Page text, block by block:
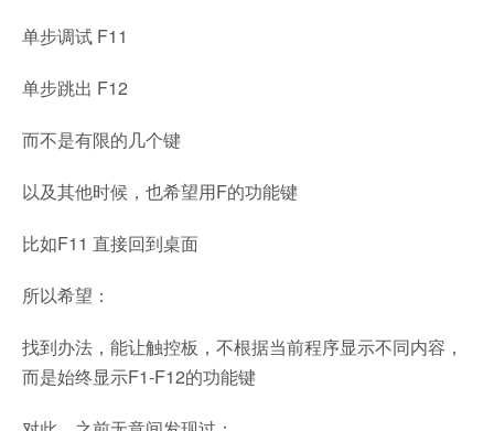
单步调试 F11
单步跳出 F12
而不是有限的几个键
以及其他时候，也希望用F的功能键
比如F11 直接回到桌面
所以希望：
找到办法，能让触控板，不根据当前程序显示不同内容，
而是始终显示F1-F12的功能键